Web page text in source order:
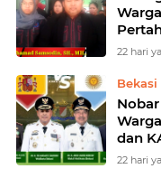
22 hari
Bekasi
dan
22 hari